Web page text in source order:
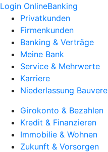
Login OnlineBanking
Privatkunden
Firmenkunden
Banking & Verträge
Meine Bank
Service & Mehrwerte
Karriere
Niederlassung
Girokonto & Bezahlen
Kredit & Finanzieren
Immobilie & Wohnen
Zukunft & Vorsorgen